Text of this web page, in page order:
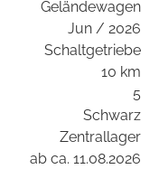
Geländewagen
Jun / 2026
Schaltgetriebe
10 km
5
Schwarz
Zentrallager
ab ca. 11.08.2026